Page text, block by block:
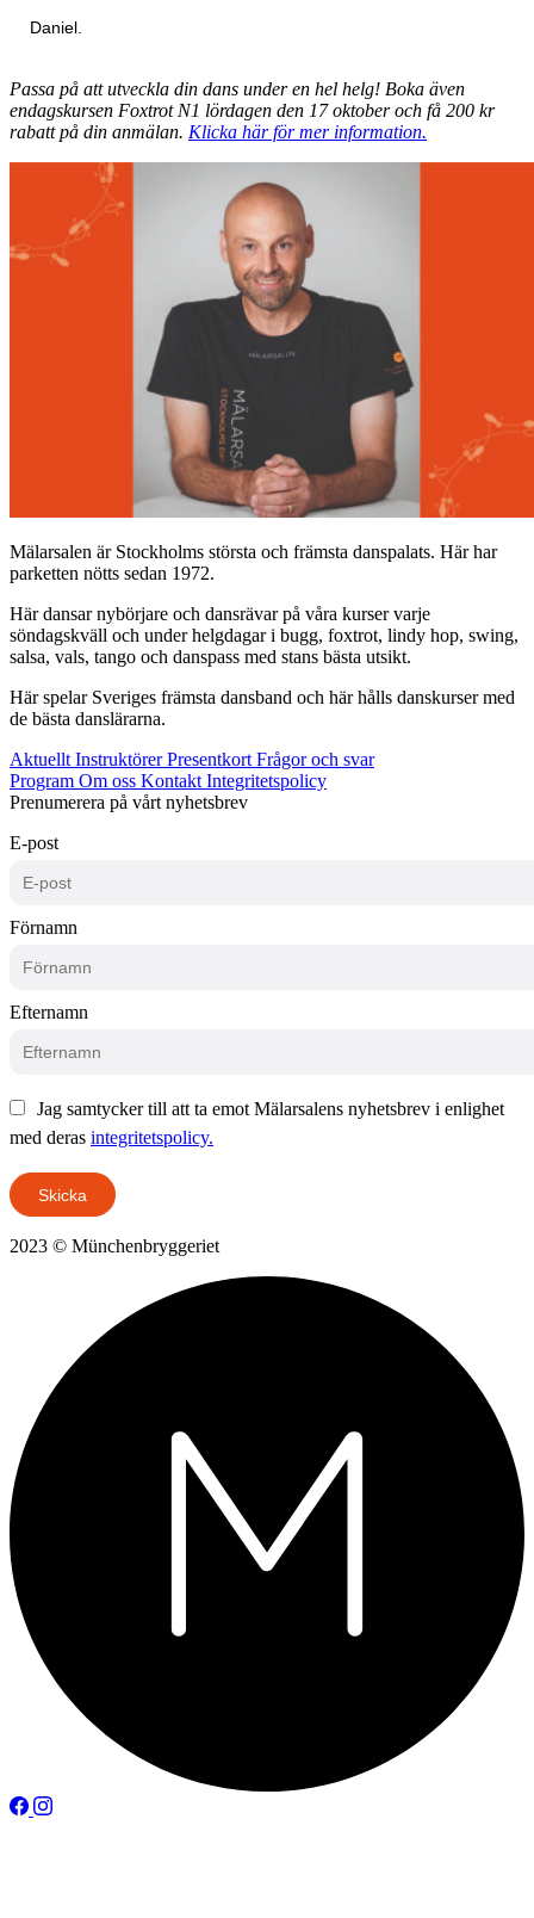
Daniel
Passa på att utveckla din dans under en hel helg! Boka även
endagskursen Foxtrot N1 lördagen den 17 oktober och få 200 kr
rabatt på din anmälan. Klicka här för mer information.
Mälarsalen är Stockholms största och främsta danspalats. Här har
parketten nötts sedan 1972.
Här dansar nybörjare och dansrävar på våra kurser varje
söndagskväll och under helgdagar i bugg, foxtrot, lindy hop, swing,
salsa, vals, tango och danspass med stans bästa utsikt.
Här spelar Sveriges främsta dansband och här hålls danskurser med
de bästa danslärarna.
Aktuellt InstruktörerPresentkort Frågor och svar
Program Om oss Kontakt Integritetspolicy
Prenumerera på vårt nyhetsbrev
E-post
Förnamn
Efternamn
Jag samtycker till att ta emot Mälarsalens nyhetsbrev i enlighet
med deras integritetspolicy.
Skicka
2023 © Münchenbryggeriet